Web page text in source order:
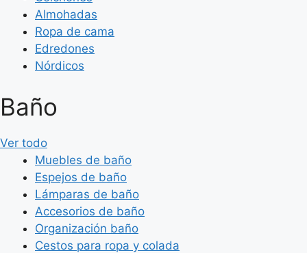
Almohadas
Ropa de cama
Edredones
Nórdicos
Baño
Ver todo
Muebles de baño
Espejos de baño
Lámparas de baño
Accesorios de baño
Organización baño
Cestos para ropa y colada